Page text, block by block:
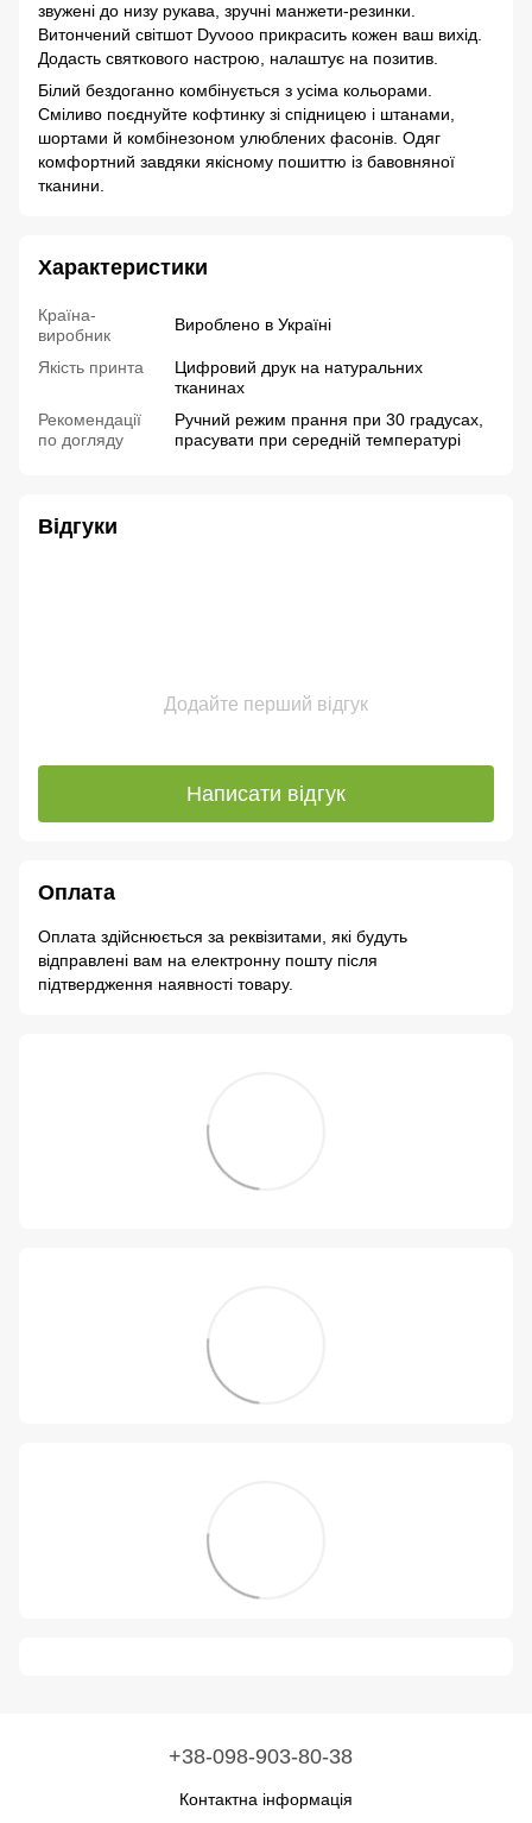
звужені до низу рукава, зручні манжети-резинки.
Витончений світшот Dyvooo прикрасить кожен ваш вихід.
Додасть святкового настрою, налаштує на позитив.
Білий бездоганно комбінується з усіма кольорами.
Сміливо поєднуйте кофтинку зі спідницею і штанами,
шортами й комбінезоном улюблених фасонів. Одяг
комфортний завдяки якісному пошиттю із бавовняної
тканини.
Характеристики
Країна-
виробник
Вироблено в Україні
Якість принта
Цифровий друк на натуральних
тканинах
Рекомендації
по догляду
Ручний режим прання при 30 градусах,
прасувати при середній температурі
Відгуки
Додайте перший відгук
Написати відгук
Оплата
Оплата здійснюється за реквізитами, які будуть
відправлені вам на електронну пошту після
підтвердження наявності товару.
+38-098-903-80-38
Контактна інформація